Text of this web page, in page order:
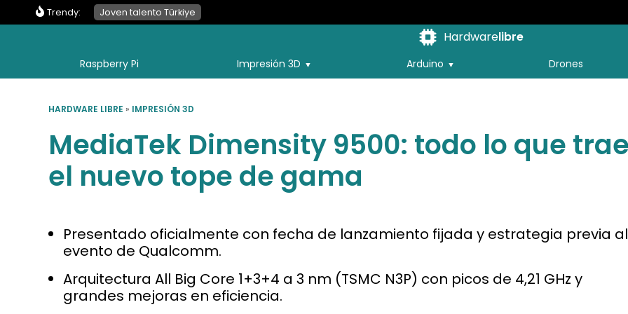
Hardwarelibre
Raspberry Pi Impresión 3D Arduino Drones
Trendy: Joven talento Türkiye
HARDWARE LIBRE » IMPRESIÓN 3D
MediaTek Dimensity 9500: todo lo que trae
el nuevo tope de gama
Presentado oficialmente con fecha de lanzamiento fijada y estrategia previa al
evento de Qualcomm.
Arquitectura All Big Core 1+3+4 a 3 nm (TSMC N3P) con picos de 4,21 GHz y
grandes mejoras en eficiencia.